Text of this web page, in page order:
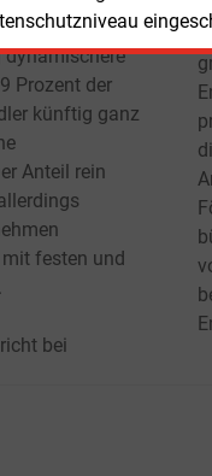
beziehen,
Prozent der
künftig ganz
Anteil rein
festen und
bei